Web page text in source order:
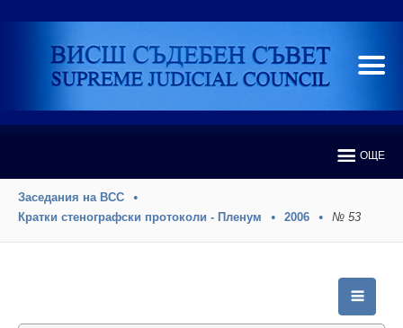
ОЩЕ
Заседания на ВСС
Кратки стенографски протоколи - Пленум
2006 № 53